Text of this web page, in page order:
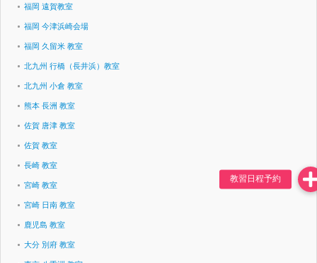
福岡 遠賀教室
福岡 今津浜崎会場
福岡 久留米 教室
北九州 行橋（長井浜）教室
北九州 小倉 教室
熊本 長洲 教室
佐賀 唐津 教室
佐賀 教室
長崎 教室
宮崎 教室
宮崎 日南 教室
鹿児島 教室
大分 別府 教室